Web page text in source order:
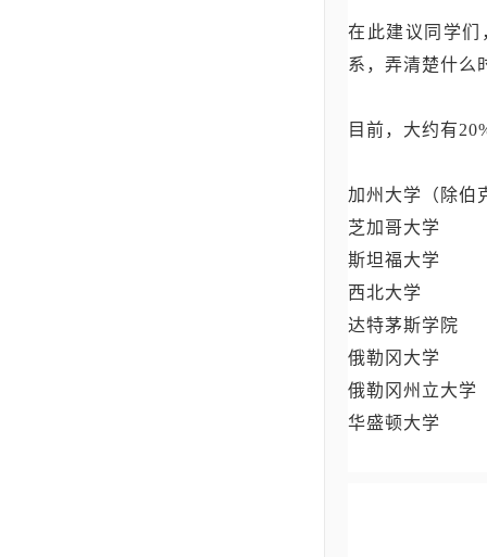
在此建议同学们
系，弄清楚什么
目前，大约有
加州大学（除伯
芝加哥大学
斯坦福大学
西北大学
达特茅斯学院
俄勒冈大学
俄勒冈州立大学
华盛顿大学